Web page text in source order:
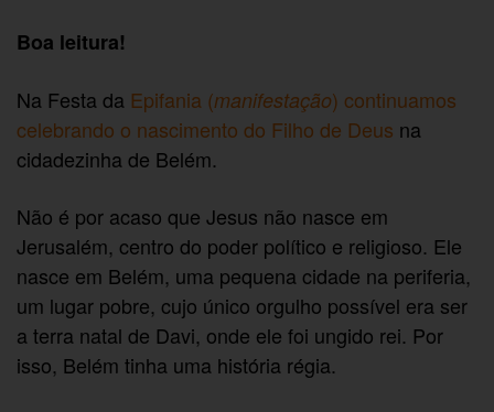
Boa leitura!
Na Festa da Epifania (manifestação) continuamos
celebrando o nascimento do Filho de Deus na
cidadezinha de Belém.
Não é por acaso que Jesus não nasce em
Jerusalém, centro do poder político e religioso. Ele
nasce em Belém, uma pequena cidade na periferia,
um lugar pobre, cujo único orgulho possível era ser
a terra natal de Davi, onde ele foi ungido rei. Por
isso, Belém tinha uma história régia.